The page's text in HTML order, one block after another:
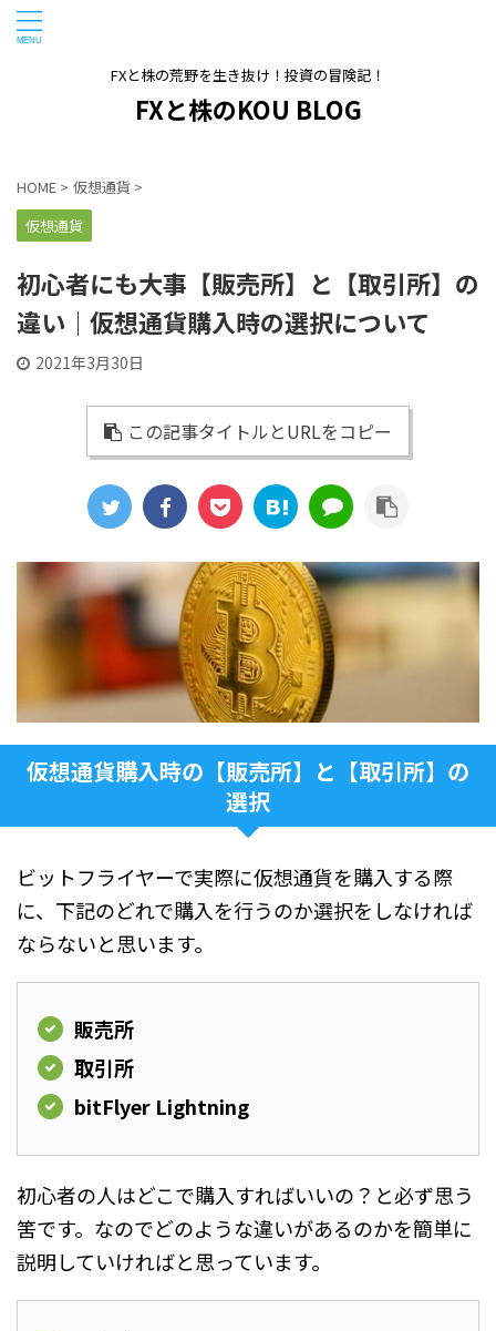
FXと株の荒野を生き抜け！投資の冒険記！
FXと株のKOU BLOG
HOME > 仮想通貨 >
仮想通貨
初心者にも大事【販売所】と【取引所】の
違い｜仮想通貨購入時の選択について
2021年3月30日
この記事タイトルとURLをコピー
仮想通貨購入時の【販売所】と【取引所】の
選択
ビットフライヤーで実際に仮想通貨を購入する際
に、下記のどれで購入を行うのか選択をしなければ
ならないと思います。
販売所
取引所
bitFlyer Lightning
初心者の人はどこで購入すればいいの？と必ず思う
筈です。なのでどのような違いがあるのかを簡単に
説明していければと思っています。